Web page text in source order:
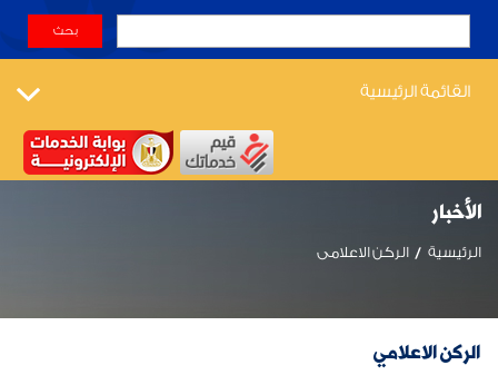
القائمة الرئيسية
الأخبار
الرئيسية الركن الاعلامى
الركن الاعلامي